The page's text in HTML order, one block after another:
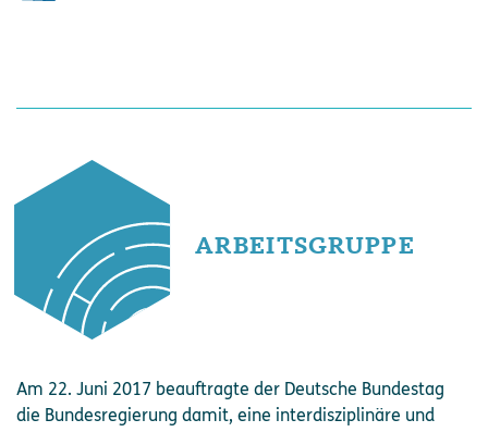
ARBEITSGRUPPE
Am 22. Juni 2017 beauftragte der Deutsche Bundestag
die Bundesregierung damit, eine interdisziplinäre und